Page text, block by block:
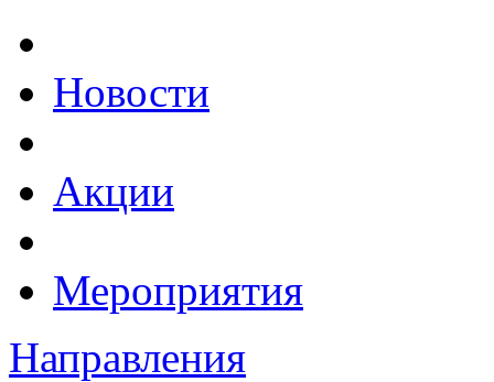
Новости
Акции
Мероприятия
Направления